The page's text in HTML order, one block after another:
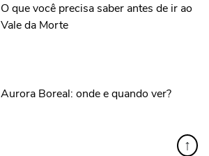
O que você precisa saber antes de ir ao
Vale da Morte
Aurora Boreal: onde e quando ver?
↑